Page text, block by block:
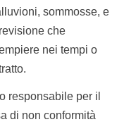
sommosse, e
che
nei tempi o
responsabile per il
di non conformità